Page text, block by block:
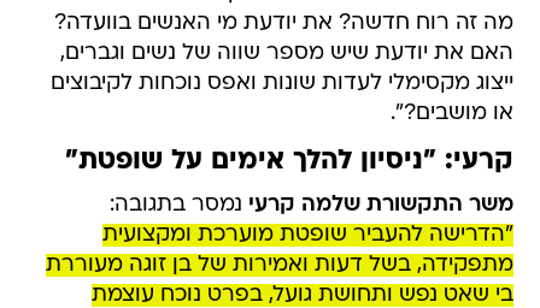
מה זה רוח חדשה? את יודעת מי האנשים בוועדה?
האם את יודעת שיש מספר שווה של נשים וגברים,
ייצוג מקסימלי לעדות שונות ואפס נוכחות לקיבוצים
או מושבים?".
קרעי: "ניסיון להלך אימים על שופטת"
משר התקשורת שלמה קרעי נמסר בתגובה:
"הדרישה להעביר שופטת מוערכת ומקצועית
מתפקידה, בשל דעות ואמירות של בן זוגה מעוררת
בי שאט נפש ותחושת גועל, בפרט נוכח עוצמת